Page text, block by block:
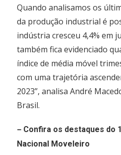
Quando analisamos os
da produção industrial é
indústria cresceu 4,4% em
também fica evidenciado
índice de média móvel
com uma trajetória
2023”, analisa André
Brasil.
– Confira os destaques do
Nacional Moveleiro